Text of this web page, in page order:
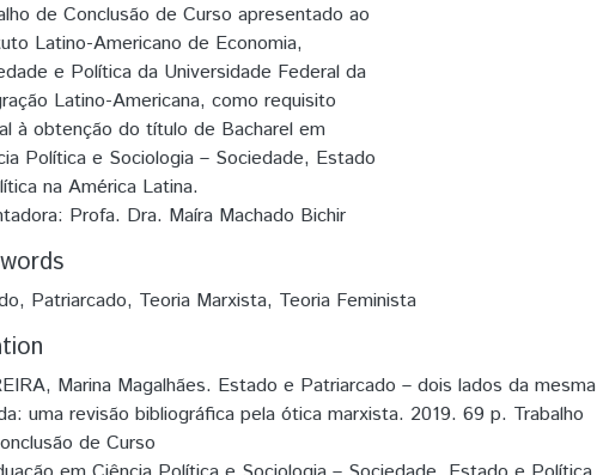
de Conclusão de Curso apresentado ao
Latino-Americano de Economia,
e Política da Universidade Federal da
Latino-Americana, como requisito
à obtenção do título de Bacharel em
Política e Sociologia – Sociedade, Estado
na América Latina.
Profa. Dra. Maíra Machado Bichir
, Patriarcado, Teoria Marxista, Teoria Feminista
Marina Magalhães. Estado e Patriarcado – dois lados da mesma
uma revisão bibliográfica pela ótica marxista. 2019. 69 p. Trabalho
de Curso